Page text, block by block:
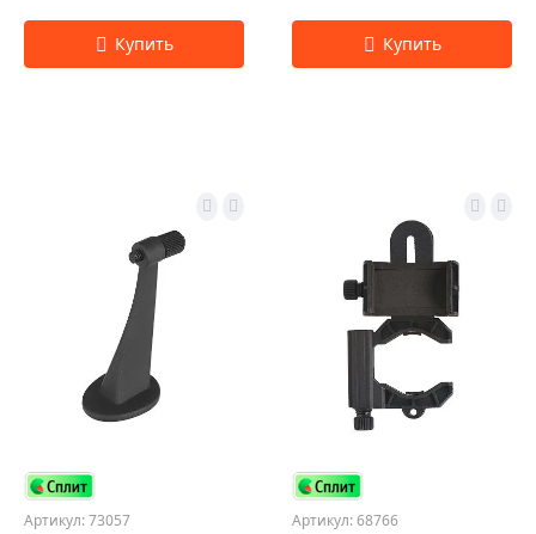
Артикул: 73057
Артикул: 68766